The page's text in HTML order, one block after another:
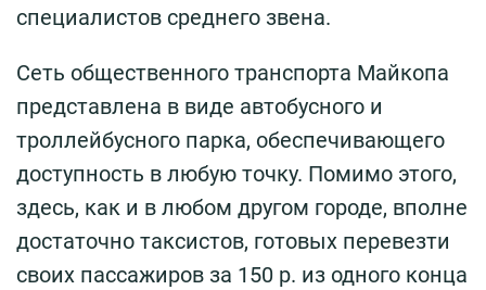
специалистов среднего звена.
Сеть общественного транспорта Майкопа
представлена в виде автобусного и
троллейбусного парка, обеспечивающего
доступность в любую точку. Помимо этого,
здесь, как и в любом другом городе, вполне
достаточно таксистов, готовых перевезти
своих пассажиров за 150 р. из одного конца